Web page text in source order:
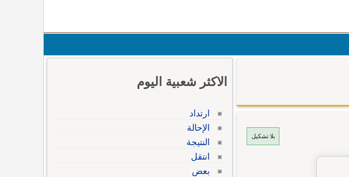
بلا تشكيل
الاكثر شعبية اليوم
ارتداد
الإحالة
النتيجة
انتقل
بعض